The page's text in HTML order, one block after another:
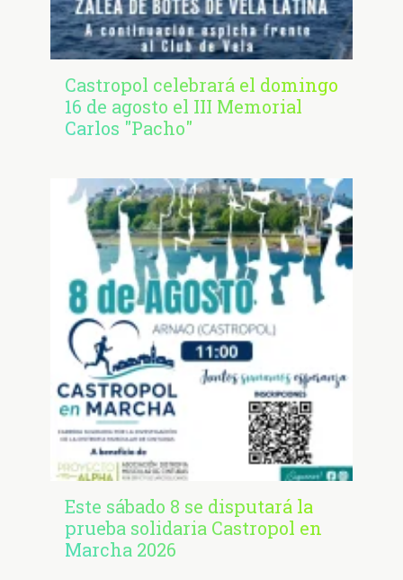
Castropol celebrará el domingo
16 de agosto el III Memorial
Carlos "Pacho"
Este sábado 8 se disputará la
prueba solidaria Castropol en
Marcha 2026